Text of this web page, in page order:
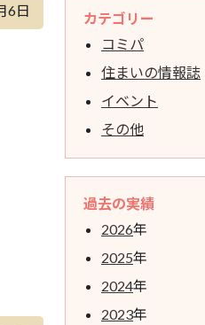
6日
カテゴリー
コミパ
住まいの情報誌
イベント
その他
過去の実績
2026年
2025年
2024年
2023年